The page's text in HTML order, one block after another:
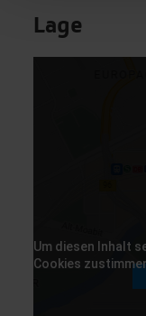
Mailand
Lage
Um diesen Inhalt
Cookies